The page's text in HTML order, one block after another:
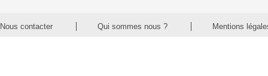
Nous contacter Qui sommes nous ? Mentions